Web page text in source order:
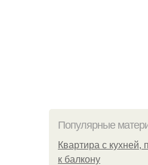
Популярные
Квартира с кухней,
к балкону